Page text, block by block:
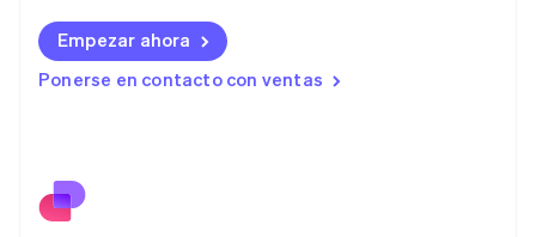
Empezar ahora
Ponerse en contacto con ventas
English
Luxemburgo
FrançaisDeutschEnglish
English
México